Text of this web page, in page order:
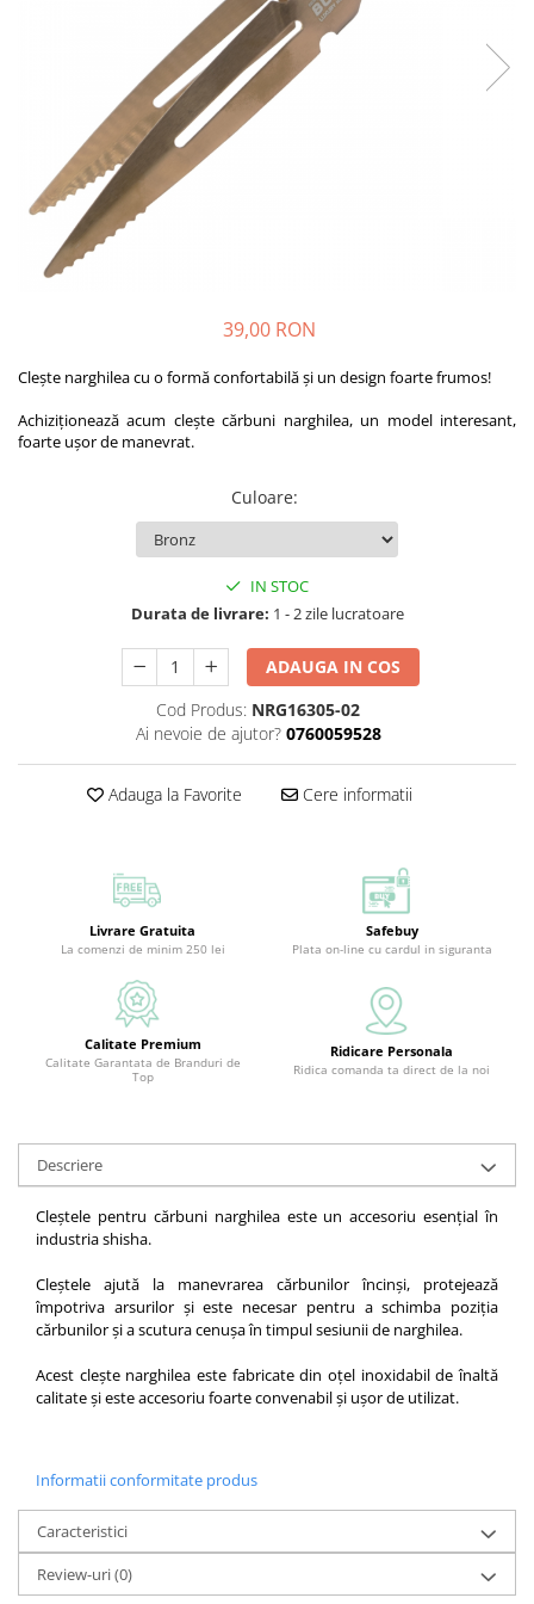
39,00 RON
Clește narghilea cu ​​o formă confortabilă și un design foarte frumos!
Achiziționează acum clește cărbuni narghilea, un model interesant,
foarte ușor de manevrat.
Culoare:
IN STOC
Durata de livrare: 1 - 2 zile lucratoare
ADAUGA IN COS
Cod Produs: NRG16305-02
Ai nevoie de ajutor? 0760059528
Adauga la Favorite Cere informatii
Livrare Gratuita
La comenzi de minim 250 lei
Safebuy
Plata on-line cu cardul in siguranta
Calitate Premium
Calitate Garantata de Branduri de
Top
Ridicare Personala
Ridica comanda ta direct de la noi
Descriere
Cleștele pentru cărbuni narghilea este un accesoriu esențial în
industria shisha.
Cleștele ajută la manevrarea cărbunilor încinși, protejează
împotriva arsurilor și este necesar pentru a schimba poziția
cărbunilor și a scutura cenușa în timpul sesiunii de narghilea.
Acest clește narghilea este fabricate din oțel inoxidabil de înaltă
calitate și este accesoriu foarte convenabil și ușor de utilizat.
Informatii conformitate produs
Caracteristici
Review-uri(0)